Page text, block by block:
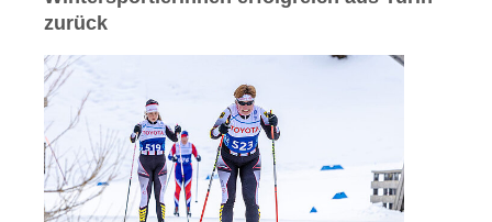
zurück